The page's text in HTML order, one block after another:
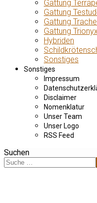
Gattung
Gattung
Gattung
Gattung
Hybriden
Sonstiges
Sonstiges
Impressum
Disclaimer
Nomenklatur
Unser Team
Unser Logo
RSS Feed
Suchen